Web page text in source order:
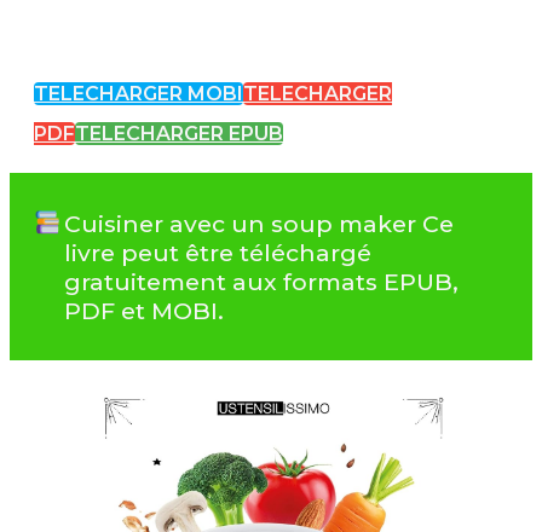
TELECHARGER MOBI TELECHARGER
PDFTELECHARGER EPUB
Cuisiner avec un soup maker Ce
livre peut être téléchargé
gratuitement aux formats EPUB,
PDF et MOBI.